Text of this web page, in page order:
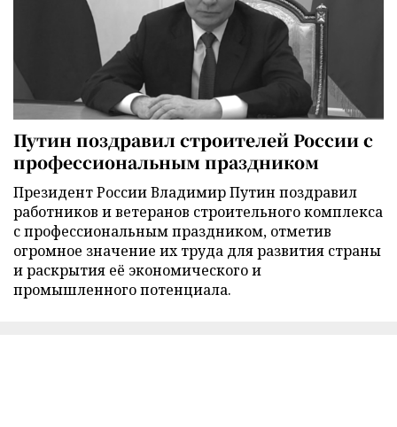
Путин поздравил строителей России с
профессиональным праздником
Президент России Владимир Путин поздравил
работников и ветеранов строительного комплекса
с профессиональным праздником, отметив
огромное значение их труда для развития страны
и раскрытия её экономического и
промышленного потенциала.